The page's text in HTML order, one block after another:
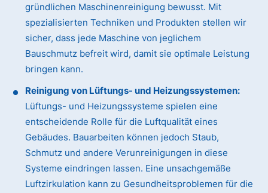
gründlichen Maschinenreinigung bewusst. Mit
spezialisierten Techniken und Produkten stellen wir
sicher, dass jede Maschine von jeglichem
Bauschmutz befreit wird, damit sie optimale Leistung
bringen kann.
Reinigung von Lüftungs- und Heizungssystemen:
Lüftungs- und Heizungssysteme spielen eine
entscheidende Rolle für die Luftqualität eines
Gebäudes. Bauarbeiten können jedoch Staub,
Schmutz und andere Verunreinigungen in diese
Systeme eindringen lassen. Eine unsachgemäße
Luftzirkulation kann zu Gesundheitsproblemen für die